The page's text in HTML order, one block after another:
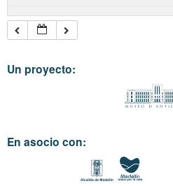
Un proyecto:
En asocio con: